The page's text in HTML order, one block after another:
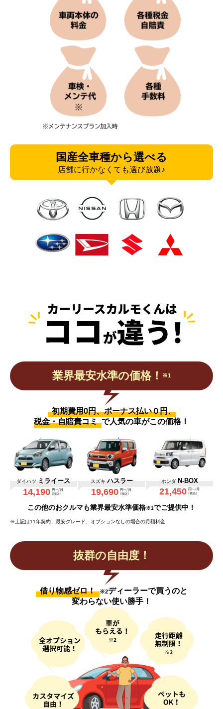
国産全車種から選べる
店舗に行かなくても選び放題♪
業界最安水準の価格！ ※1
初期費用0円、ボーナス払い０円、
税金・自賠責コミ で人気の車がこの価格！
ダイハツ ミライース
14,190
スズキ ハスラー
19,690
ホンダ N-BOX
21,450
この他のおクルマも業界最安水準価格※1でご提供中！
※上記は11年契約、最安グレード、オプションなしの場合の月額料金
抜群の自由度！
借り物感ゼロ！ ※2ディーラーで買うのと
変わらない使い勝手！